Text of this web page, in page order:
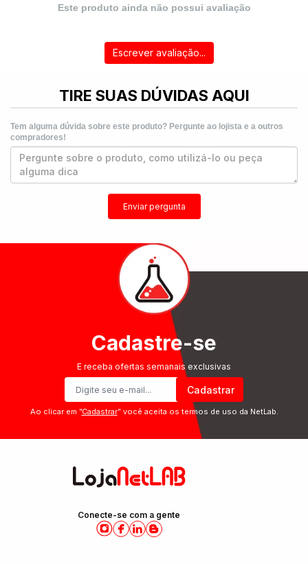
Este produto ainda não possui avaliação
Escrever avaliação...
TIRE SUAS DÚVIDAS AQUI
Tem alguma dúvida sobre este produto? Pergunte ao lojista e a outros
compradores!
Enviar pergunta
Cadastre-se
E receba ofertas semanais exclusivas
Cadastrar
Ao clicar em ”Cadastrar” você aceita os termos de uso da NetLab.
Conecte-se com a gente